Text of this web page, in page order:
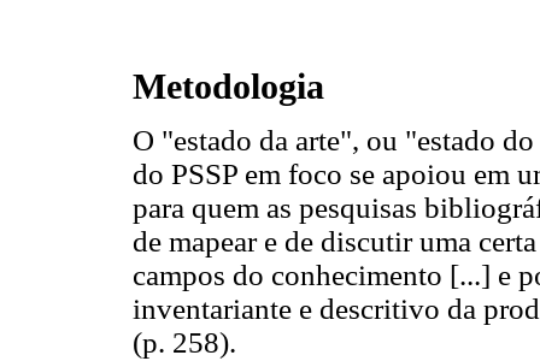
Metodologia
O "estado da arte", ou "estado
do PSSP em foco se apoiou em
para quem as pesquisas
de mapear e de discutir uma
campos do conhecimento [...] e
inventariante e descritivo da
(p. 258).